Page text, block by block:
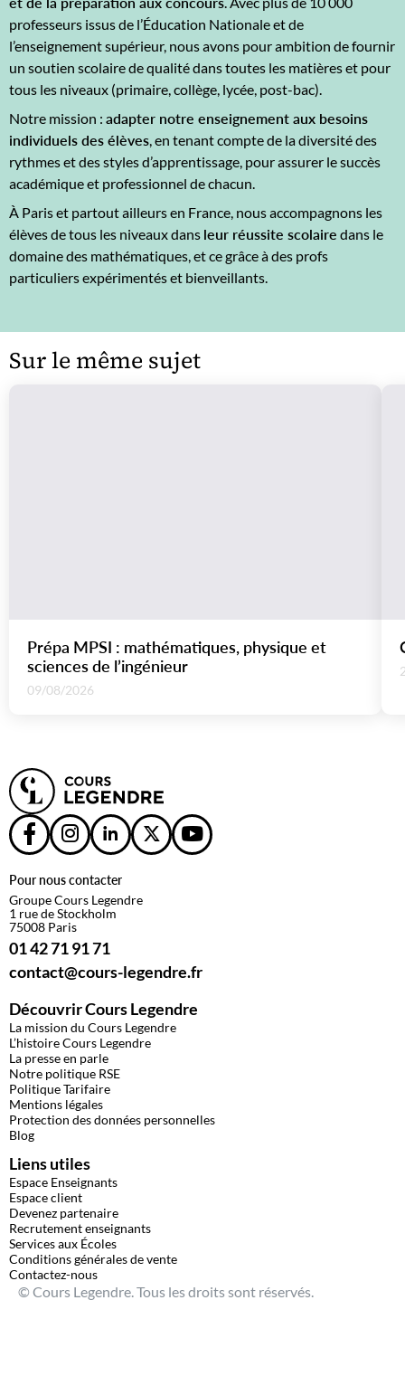
professeurs issus de l’Éducation Nationale et de
l’enseignement supérieur, nous avons pour ambition de fournir
un soutien scolaire de qualité dans toutes les matières et pour
tous les niveaux (primaire, collège, lycée, post-bac).
Notre mission : adapter notre enseignement aux besoins
individuels des élèves , en tenant compte de la diversité des
rythmes et des styles d’apprentissage, pour assurer le succès
académique et professionnel de chacun.
À Paris et partout ailleurs en France, nous accompagnons les
élèves de tous les niveaux dans leur réussite scolaire dans le
domaine des mathématiques, et ce grâce à des profs
particuliers expérimentés et bienveillants.
Sur le même sujet
Prépa MPSI : mathématiques, physique et
sciences de l’ingénieur
09/08/2026
Pour nous contacter
Groupe Cours Legendre
1 rue de Stockholm
75008 Paris
01 42 71 91 71
contact@cours-legendre.fr
Découvrir Cours Legendre
La mission du Cours Legendre
L’histoire Cours Legendre
La presse en parle
Notre politique RSE
Politique Tarifaire
Mentions légales
Protection des données personnelles
Blog
Liens utiles
Espace Enseignants
Espace client
Devenez partenaire
Recrutement enseignants
Services aux Écoles
Conditions générales de vente
Contactez-nous
© Cours Legendre. Tous les droits sont réservés.